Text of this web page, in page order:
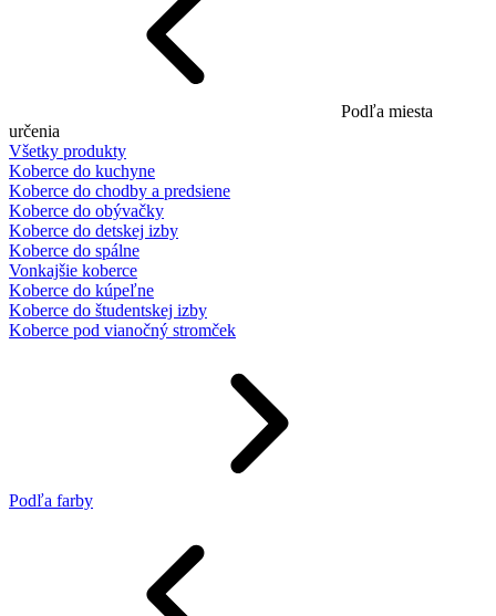
Podľa miesta
určenia
Všetky produkty
Koberce do kuchyne
Koberce do chodby a predsiene
Koberce do obývačky
Koberce do detskej izby
Koberce do spálne
Vonkajšie koberce
Koberce do kúpeľne
Koberce do študentskej izby
Koberce pod vianočný stromček
Podľa farby